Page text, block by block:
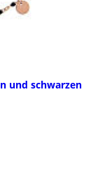
und schwarzen